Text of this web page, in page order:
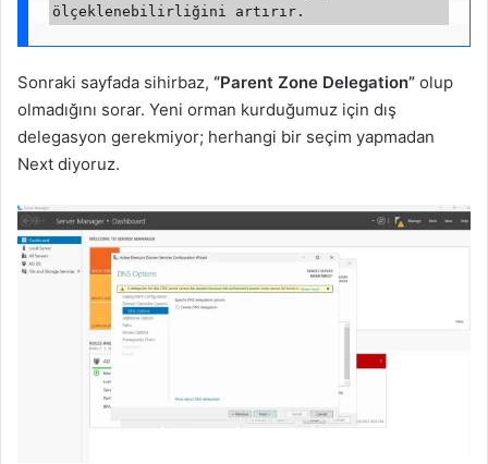
Sonraki sayfada sihirbaz, “Parent Zone Delegation” olup
olmadığını sorar. Yeni orman kurduğumuz için dış
delegasyon gerekmiyor; herhangi bir seçim yapmadan
Next diyoruz.